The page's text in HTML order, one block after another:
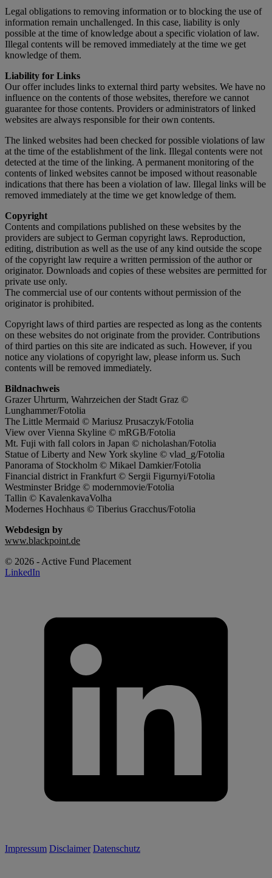
Legal obligations to removing information or to blocking the use of
information remain unchallenged. In this case, liability is only
possible at the time of knowledge about a specific violation of law.
Illegal contents will be removed immediately at the time we get
knowledge of them.
Liability for Links
Our offer includes links to external third party websites. We have no
influence on the contents of those websites, therefore we cannot
guarantee for those contents. Providers or administrators of linked
websites are always responsible for their own contents.
The linked websites had been checked for possible violations of law
at the time of the establishment of the link. Illegal contents were not
detected at the time of the linking. A permanent monitoring of the
contents of linked websites cannot be imposed without reasonable
indications that there has been a violation of law. Illegal links will be
removed immediately at the time we get knowledge of them.
Copyright
Contents and compilations published on these websites by the
providers are subject to German copyright laws. Reproduction,
editing, distribution as well as the use of any kind outside the scope
of the copyright law require a written permission of the author or
originator. Downloads and copies of these websites are permitted for
private use only.
The commercial use of our contents without permission of the
originator is prohibited.
Copyright laws of third parties are respected as long as the contents
on these websites do not originate from the provider. Contributions
of third parties on this site are indicated as such. However, if you
notice any violations of copyright law, please inform us. Such
contents will be removed immediately.
Bildnachweis
Grazer Uhrturm, Wahrzeichen der Stadt Graz ©
Lunghammer/Fotolia
The Little Mermaid © Mariusz Prusaczyk/Fotolia
View over Vienna Skyline © mRGB/Fotolia
Mt. Fuji with fall colors in Japan © nicholashan/Fotolia
Statue of Liberty and New York skyline © vlad_g/Fotolia
Panorama of Stockholm © Mikael Damkier/Fotolia
Financial district in Frankfurt © Sergii Figurnyi/Fotolia
Westminster Bridge © modernmovie/Fotolia
Tallin © KavalenkavaVolha
Modernes Hochhaus © Tiberius Gracchus/Fotolia
Webdesign by
www.blackpoint.de
© 2026 - Active Fund Placement
LinkedIn
Impressum Disclaimer Datenschutz